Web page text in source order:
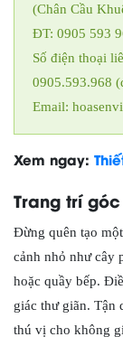
(Chân Cầu
ĐT: 0905 593
Số điện thoại
0905.593.968
Email:
Xem ngay:
Trang trí
Đừng quên tạo
cảnh nhỏ như cây
hoặc quầy bếp.
giác thư giãn. Tận
thú vị cho không